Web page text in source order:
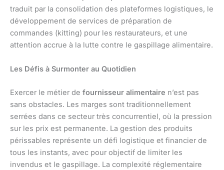
traduit par la consolidation des plateformes logistiques, le
développement de services de préparation de
commandes (kitting) pour les restaurateurs, et une
attention accrue à la lutte contre le gaspillage alimentaire.
Les Défis à Surmonter au Quotidien
Exercer le métier de fournisseur alimentaire n’est pas
sans obstacles. Les marges sont traditionnellement
serrées dans ce secteur très concurrentiel, où la pression
sur les prix est permanente. La gestion des produits
périssables représente un défi logistique et financier de
tous les instants, avec pour objectif de limiter les
invendus et le gaspillage. La complexité réglementaire